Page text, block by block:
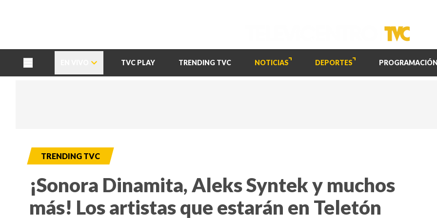
TVC PLAY TRENDING TVC NOTICIAS DEPORTES PROGRAMACIÓN
TRENDING TVC
¡Sonora Dinamita, Aleks Syntek y muchos
más! Los artistas que estarán en Teletón